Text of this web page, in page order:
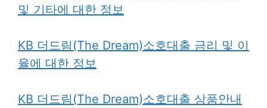
및 기타에 대한 정보
KB 더드림(The Dream)소호대출 금리 및 이
율에 대한 정보
KB 더드림(The Dream)소호대출 상품안내